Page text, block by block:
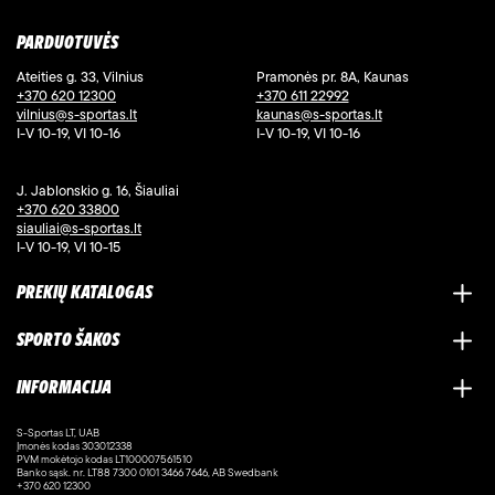
PARDUOTUVĖS
Ateities g. 33, Vilnius
+370 620 12300
vilnius@s-sportas.lt
I-V 10-19, VI 10-16
Pramonės pr. 8A, Kaunas
+370 611 22992
kaunas@s-sportas.lt
I-V 10-19, VI 10-16
J. Jablonskio g. 16, Šiauliai
+370 620 33800
siauliai@s-sportas.lt
I-V 10-19, VI 10-15
PREKIŲ KATALOGAS
SPORTO ŠAKOS
INFORMACIJA
S-Sportas LT, UAB
Įmonės kodas 303012338
PVM mokėtojo kodas LT100007561510
Banko sąsk. nr. LT88 7300 0101 3466 7646, AB Swedbank
+370 620 12300